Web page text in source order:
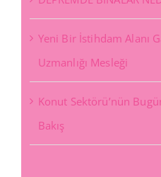
Yeni Bir İstihdam Alanı
Uzmanlığı Mesleği
Konut Sektörü’nün
Bakış